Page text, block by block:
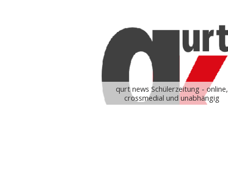
qurt news Schülerzeitung - online,
crossmedial und unabhängig